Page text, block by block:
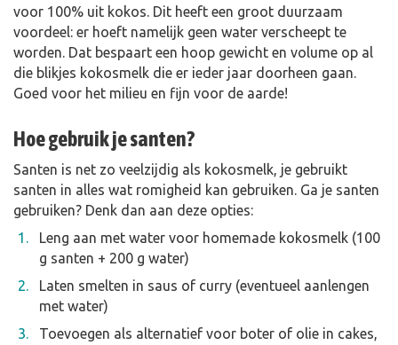
voor 100% uit kokos. Dit heeft een groot duurzaam
voordeel: er hoeft namelijk geen water verscheept te
worden. Dat bespaart een hoop gewicht en volume op al
die blikjes kokosmelk die er ieder jaar doorheen gaan.
Goed voor het milieu en fijn voor de aarde!
Hoe gebruik je santen?
Santen is net zo veelzijdig als kokosmelk, je gebruikt
santen in alles wat romigheid kan gebruiken. Ga je santen
gebruiken? Denk dan aan deze opties:
Leng aan met water voor homemade kokosmelk (100
g santen + 200 g water)
Laten smelten in saus of curry (eventueel aanlengen
met water)
Toevoegen als alternatief voor boter of olie in cakes,